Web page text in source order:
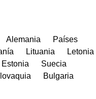
Alemania
Países
Lituania
Letonia
Estonia
Suecia
Bulgaria